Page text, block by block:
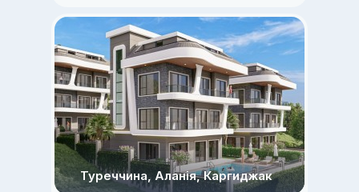
Туреччина, Аланія, Каргиджак